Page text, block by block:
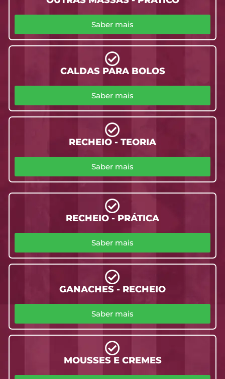
Saber mais
CALDAS PARA BOLOS
Saber mais
RECHEIO - TEORIA
Saber mais
RECHEIO - PRÁTICA
Saber mais
GANACHES - RECHEIO
Saber mais
MOUSSES E CREMES